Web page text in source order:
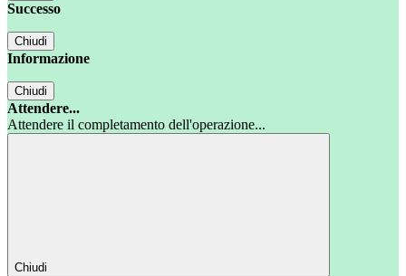
Successo
Chiudi
Informazione
Chiudi
Attendere...
Attendere il completamento dell'operazione...
Chiudi